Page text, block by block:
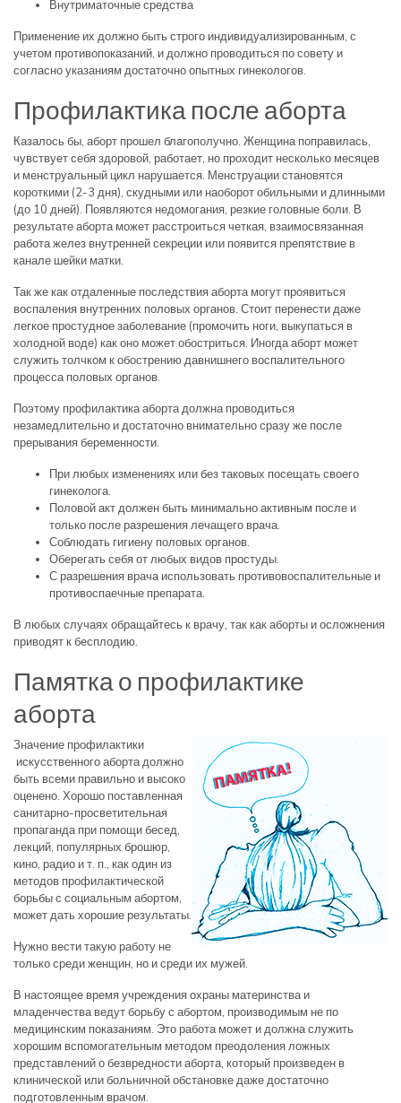
Внутриматочные средства
Применение их должно быть строго индивидуализированным‚ с
учетом противопоказаний, и должно проводиться по совету и
согласно указаниям достаточно опытных гинекологов.
Профилактика после аборта
Казалось бы, аборт прошел благополучно. Женщина поправилась,
чувствует себя здоровой, работает, но проходит несколько месяцев
и менструальный цикл нарушается. Менструации становятся
короткими (2-3 дня), скудными или наоборот обильными и длинными
(до 10 дней). Появляются недомогания, резкие головные боли. В
результате аборта может расстроиться четкая, взаимосвязанная
работа желез внутренней секреции или появится препятствие в
канале шейки матки.
Так же как отдаленные последствия аборта могут проявиться
воспаления внутренних половых органов. Стоит перенести даже
легкое простудное заболевание (промочить ноги, выкупаться в
холодной воде) как оно может обостриться. Иногда аборт может
служить толчком к обострению давнишнего воспалительного
процесса половых органов.
Поэтому профилактика аборта должна проводиться
незамедлительно и достаточно внимательно сразу же после
прерывания беременности.
При любых изменениях или без таковых посещать своего
гинеколога.
Половой акт должен быть минимально активным после и
только после разрешения лечащего врача.
Соблюдать гигиену половых органов.
Оберегать себя от любых видов простуды.
С разрешения врача использовать противовоспалительные и
противоспаечные препарата.
В любых случаях обращайтесь к врачу, так как аборты и осложнения
приводят к бесплодию.
Памятка о профилактике
аборта
Значение профилактики
искусственного аборта должно
быть всеми правильно и высоко
оценено. Хорошо поставленная
санитарно-просветительная
пропаганда при помощи бесед,
лекций, популярных брошюр,
кино, радио и т. п., как один из
методов профилактической
борьбы с социальным абортом,
может дать хорошие результаты.
Нужно вести такую работу не
только среди женщин, но и среди их мужей.
В настоящее время учреждения охраны материнства и
младенчества ведут борьбу с абортом, производимым не по
медицинским показаниям. Это работа может и должна служить
хорошим вспомогательным методом преодоления ложных
представлений о безвредности аборта, который произведен в
клинической или больничной обстановке даже достаточно
подготовленным врачом.